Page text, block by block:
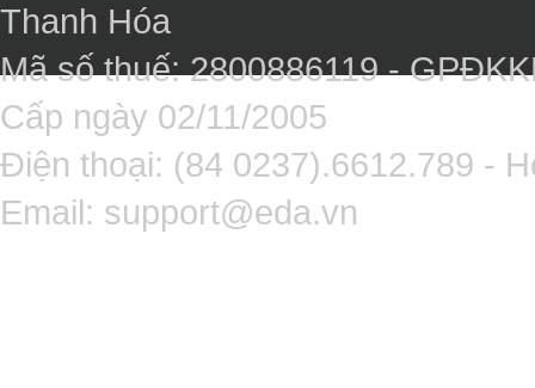
Thanh Hóa
Mã số thuế: 2800886119 -
Cấp ngày 02/11/2005
Điện thoại: (84 0237).6612.789 -
Email: support@eda.vn